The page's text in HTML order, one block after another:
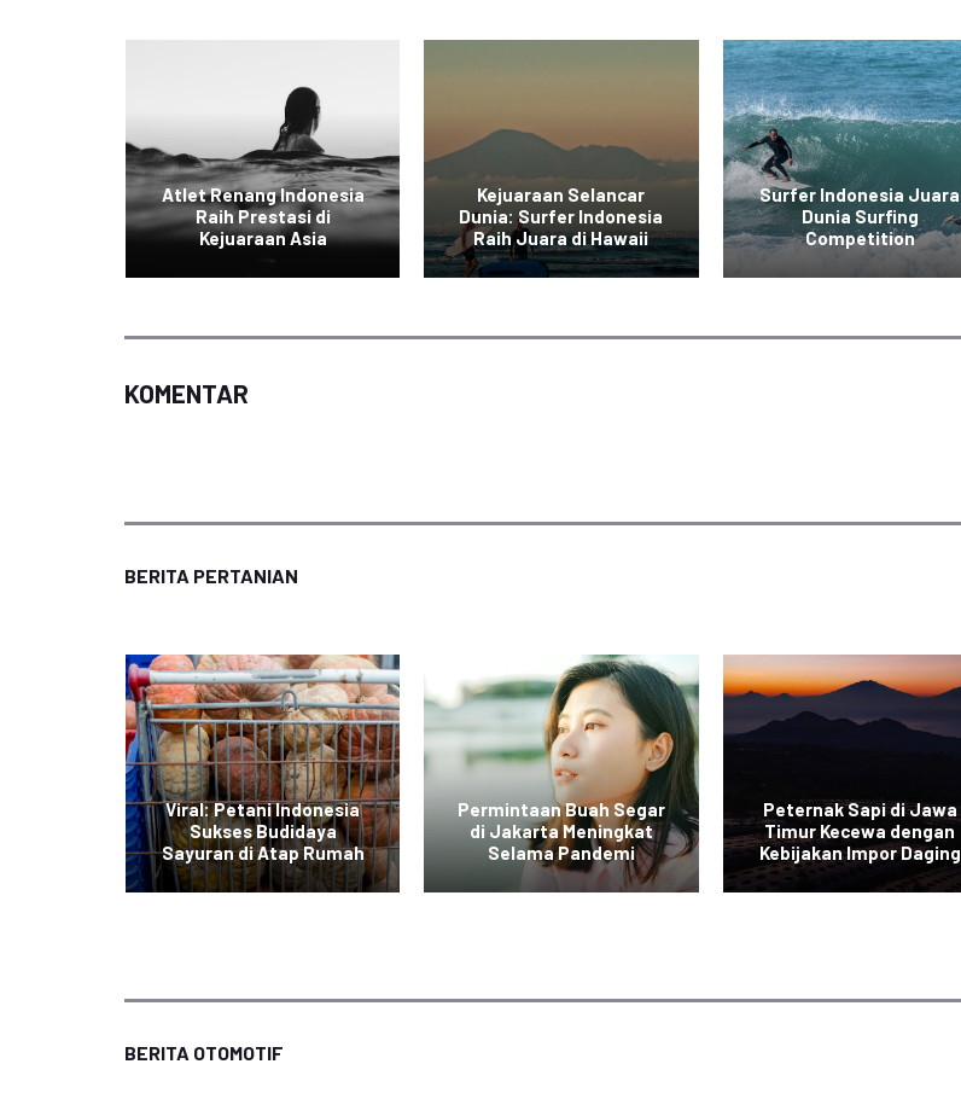
Atlet Renang Indonesia
Raih Prestasi di
Kejuaraan Asia
Kejuaraan Selancar
Dunia: Surfer Indonesia
Raih Juara di Hawaii
Surfer Indonesia Juara
Dunia Surfing
Competition
KOMENTAR
BERITA PERTANIAN
Viral: Petani Indonesia
Sukses Budidaya
Sayuran di Atap Rumah
Permintaan Buah Segar
di Jakarta Meningkat
Selama Pandemi
Peternak Sapi di Jawa
Timur Kecewa dengan
Kebijakan Impor Daging
BERITA OTOMOTIF